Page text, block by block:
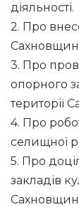
діяльності.
2. Про
3. Про
опорного
території
4. Про
селищної
5. Про
закладів